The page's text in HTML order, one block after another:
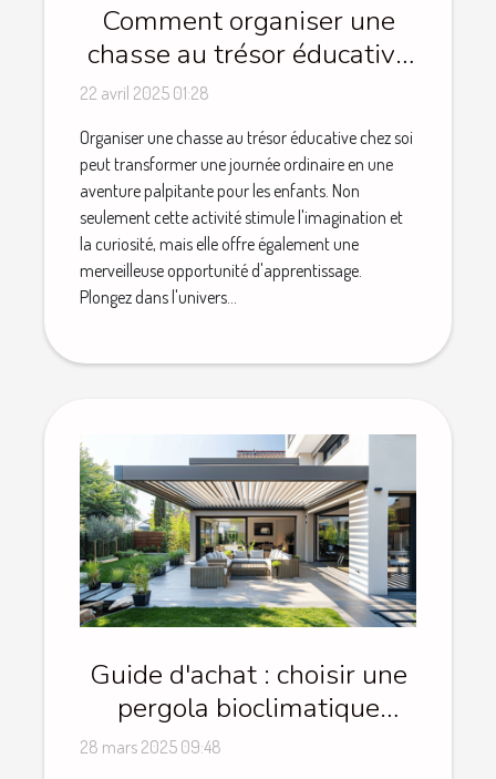
Comment organiser une
chasse au trésor éducative
pour enfants à la maison
22 avril 2025 01:28
Organiser une chasse au trésor éducative chez soi
peut transformer une journée ordinaire en une
aventure palpitante pour les enfants. Non
seulement cette activité stimule l'imagination et
la curiosité, mais elle offre également une
merveilleuse opportunité d'apprentissage.
Plongez dans l'univers...
Guide d'achat : choisir une
pergola bioclimatique
motorisée et ses avantages
28 mars 2025 09:48